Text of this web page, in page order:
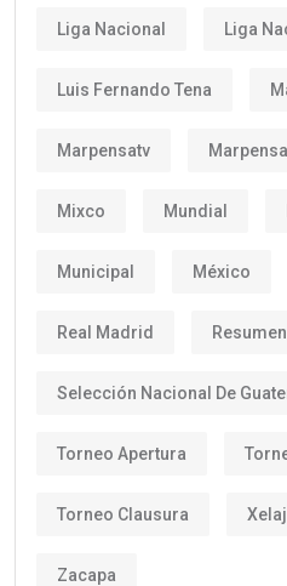
Liga Nacional Liga
Luis Fernando Tena
Marpensatv
Mixco Mundial
Municipal México
Real Madrid Resumen
Selección Nacional De
Torneo Apertura
Torneo Clausura
Zacapa